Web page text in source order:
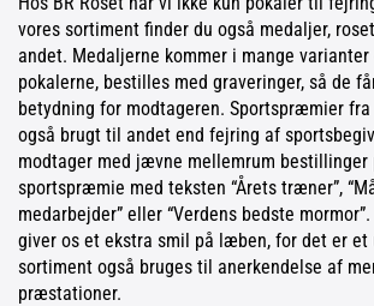
vores sortiment finder du også medaljer,
andet. Medaljerne kommer i mange varianter
pokalerne, bestilles med graveringer, så de
betydning for modtageren. Sportspræmier fra
også brugt til andet end fejring af
modtager med jævne mellemrum bestillinger
sportspræmie med teksten “Årets træner”,
medarbejder” eller “Verdens bedste
giver os et ekstra smil på læben, for det er et
sortiment også bruges til anerkendelse af
præstationer.